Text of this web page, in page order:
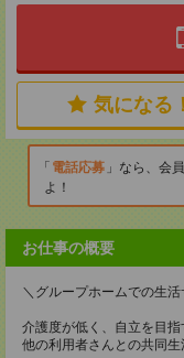
気になる！
電話応募
なら、会
よ！
お仕事の概要
＼グループホームでの生活
介護度が低く、自立を目指
他の利用者さんとの共同生